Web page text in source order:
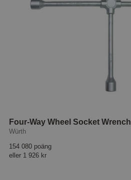
Four-Way Wheel Socket Wrench
Würth
154 080 poäng
eller 1 926 kr